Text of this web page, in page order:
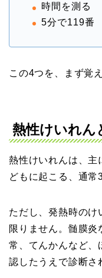
時間を測る
5分で119番
この4つを、まず覚
熱性けいれん
熱性けいれんは、主
どもに起こる、通
ただし、発熱時のけ
限りません。髄膜
常、てんかんなど、
認したうえで診断さ